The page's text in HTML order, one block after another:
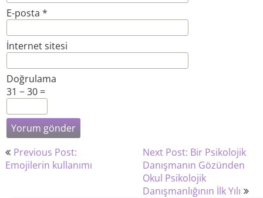
E-posta *
İnternet sitesi
Doğrulama
31 − 30 =
Yazı
gezinmesi
Previous Post:
Emojilerin kullanımı
Next Post: Bir Psikolojik
Danışmanın Gözünden
Okul Psikolojik
Danışmanlığının İlk Yılı